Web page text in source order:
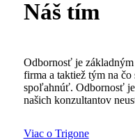
Náš tím
Odbornosť je
firma a taktiež tým na čo
spoľahnúť. Odbornosť je
našich konzultantov
Viac o Trigone